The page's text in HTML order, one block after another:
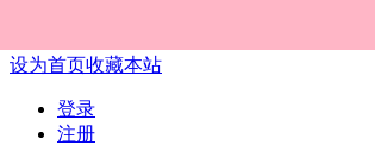
设为首页收藏本站
登录
注册